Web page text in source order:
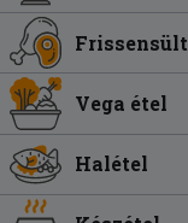
Frissensült
Vega étel
Halétel